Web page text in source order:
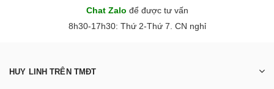
Chat Zalo để được tư vấn
8h30-17h30: Thứ 2-Thứ 7. CN nghỉ
HUY LINH TRÊN TMĐT